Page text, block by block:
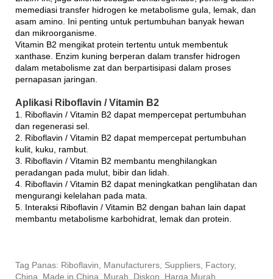
memediasi transfer hidrogen ke metabolisme gula, lemak, dan
asam amino. Ini penting untuk pertumbuhan banyak hewan
dan mikroorganisme.
Vitamin B2 mengikat protein tertentu untuk membentuk
xanthase. Enzim kuning berperan dalam transfer hidrogen
dalam metabolisme zat dan berpartisipasi dalam proses
pernapasan jaringan.
Aplikasi Riboflavin / Vitamin B2
1. Riboflavin / Vitamin B2 dapat mempercepat pertumbuhan
dan regenerasi sel.
2. Riboflavin / Vitamin B2 dapat mempercepat pertumbuhan
kulit, kuku, rambut.
3. Riboflavin / Vitamin B2 membantu menghilangkan
peradangan pada mulut, bibir dan lidah.
4. Riboflavin / Vitamin B2 dapat meningkatkan penglihatan dan
mengurangi kelelahan pada mata.
5. Interaksi Riboflavin / Vitamin B2 dengan bahan lain dapat
membantu metabolisme karbohidrat, lemak dan protein.
Tag Panas: Riboflavin, Manufacturers, Suppliers, Factory,
China, Made in China, Murah, Diskon, Harga Murah